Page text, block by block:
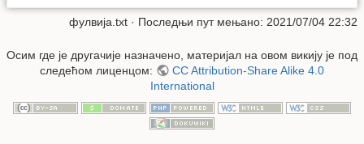
фулвија.txt · Последњи пут мењано: 2021/07/04 22:32
Осим где је другачије назначено, материјал на овом викију је под
следећом лиценцом:
CC Attribution-Share Alike 4.0
International